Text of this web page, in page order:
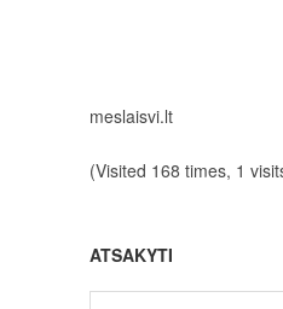
meslaisvi.lt
(Visited 168 times, 1
ATSAKYTI